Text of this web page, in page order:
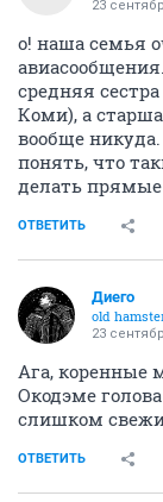
23
о! наша семья
средняя
Коми), а
вообще никуда.
понять, что
делать
ОТВЕТИТЬ
Диего
old
23
Ага, коренные
Окодэме
слишком
ОТВЕТИТЬ